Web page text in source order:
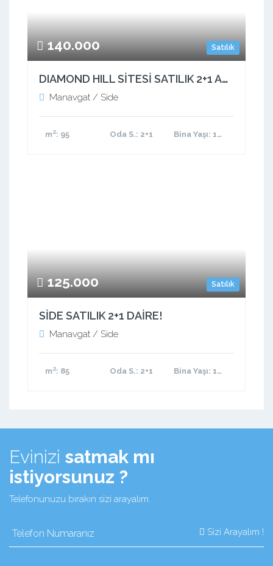
Satılık
140.000
DIAMOND HILL SİTESİ SATILIK 2+1 ASANSÖRLÜ !
Manavgat / Side
m²: 95 Oda S.: 2+1 Bina Yaşı: 11-15 arası
Satılık
125.000
SİDE SATILIK 2+1 DAİRE!
Manavgat / Side
m²: 85 Oda S.: 2+1 Bina Yaşı: 11-15 arası
Evinizi satmak mı
istiyorsunuz ?
Telefonunuzu bırakın sizi arayalım.
Sizi Arayalım !